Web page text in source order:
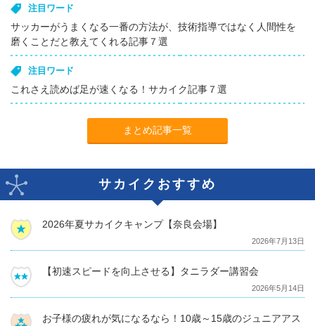
注目ワード
サッカーがうまくなる一番の方法が、技術指導ではなく人間性を
磨くことだと教えてくれる記事７選
注目ワード
これさえ読めば足が速くなる！サカイク記事７選
まとめ記事一覧
サカイクおすすめ
2026年夏サカイクキャンプ【奈良会場】
2026年7月13日
【初速スピードを向上させる】タニラダー講習会
2026年5月14日
お子様の疲れが気になるなら！10歳～15歳のジュニアアス